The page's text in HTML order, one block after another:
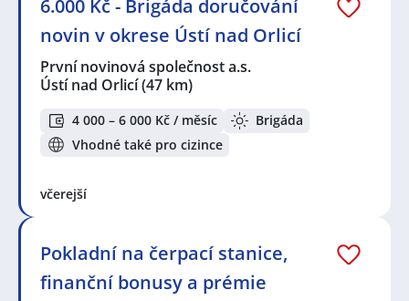
6.000 Kč - Brigáda doručování
novin v okrese Ústí nad Orlicí
První novinová společnost a.s.
Ústí nad Orlicí(47 km)
4 000 – 6 000 Kč / měsíc
Brigáda
Vhodné také pro cizince
včerejší
Pokladní na čerpací stanice,
finanční bonusy a prémie